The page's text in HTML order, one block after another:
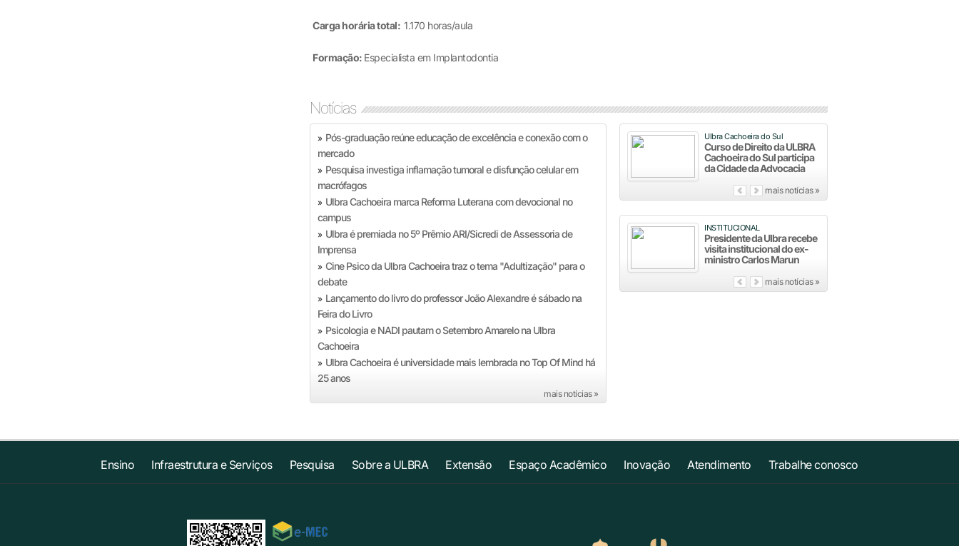
Carga horária total:1.170 horas/aula
Formação: Especialista em Implantodontia
Notícias
» Pós-graduação reúne educação de excelência e conexão com o
mercado
» Pesquisa investiga inflamação tumoral e disfunção celular em
macrófagos
» Ulbra Cachoeira marca Reforma Luterana com devocional no
campus
» Ulbra é premiada no 5º Prêmio ARI/Sicredi de Assessoria de
Imprensa
» Cine Psico da Ulbra Cachoeira traz o tema "Adultização" para o
debate
» Lançamento do livro do professor João Alexandre é sábado na
Feira do Livro
» Psicologia e NADI pautam o Setembro Amarelo na Ulbra
Cachoeira
» Ulbra Cachoeira é universidade mais lembrada no Top Of Mind há
25 anos
mais notícias »
Ulbra Cachoeira do Sul
Curso de Direito da ULBRA
Cachoeira do Sul participa
da Cidade da Advocacia
mais notícias »
INSTITUCIONAL
Presidente da Ulbra recebe
visita institucional do ex-
ministro Carlos Marun
mais notícias »
Ensino Infraestrutura e Serviços Pesquisa Sobre a ULBRA Extensão Espaço Acadêmico Inovação Atendimento Trabalhe conosco